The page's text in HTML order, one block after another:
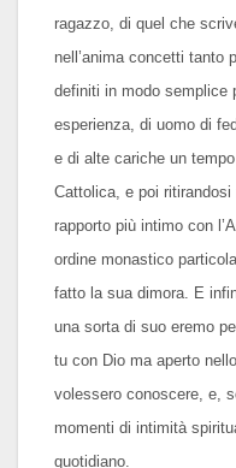
ragazzo, di quel che
nell’anima concetti tanto
definiti in modo semplice
esperienza, di uomo di
e di alte cariche un
Cattolica, e poi
rapporto più intimo con
ordine monastico
fatto la sua dimora. E
una sorta di suo eremo
tu con Dio ma aperto
volessero conoscere, e,
momenti di intimità
quotidiano.